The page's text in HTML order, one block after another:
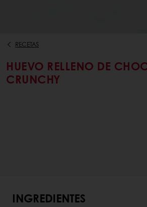
RECETAS
HUEVO RELLENO DE
CRUNCHY
INGREDIENTES